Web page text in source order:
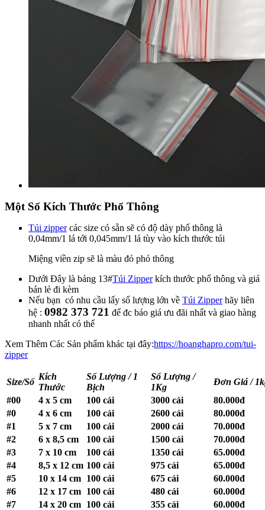
Một Số Kích Thước Phổ Thông
Túi zippercác size có sẵn sẽ có độ dày phổ thông là
0,04mm/1 lá tới 0,045mm/1 lá tùy vào kích thước túi
Miệng viền zip sẽ là màu đỏ phỏ thông
Dưới Đây là bảng 13#Túi Zipperkích thước phổ thông và giá
bán lẻ đi kèm
Nếu bạn có nhu cầu lấy số lượng lớn về Túi Zipperhãy liên
hệ : 0982 373 721 để đc báo giá ưu đãi nhất và giao hàng
nhanh nhất có thể
Xem Thêm Các Sản phẩm khác tại đây:https://hoanghapro.com/tui-
zipper
Size/Số
Kích
Thước
Số Lượng / 1
Bịch
Số Lượng /
1Kg
Đơn Giá /
#00
4 x 5 cm 100 cái 3000 cái
80.000đ
#0
4 x 6 cm 100 cái 2600 cái
80.000đ
#1
5 x 7 cm 100 cái 2000 cái
70.000đ
#2
6 x 8,5 cm 100 cái 1500 cái
70.000đ
#3
7 x 10 cm 100 cái 1350 cái
65.000đ
#4
8,5 x 12 cm 100 cái 975 cái
65.000đ
#5
10 x 14 cm 100 cái 675 cái
60.000đ
#6
12 x 17 cm 100 cái 480 cái
60.000đ
#7
14 x 20 cm 100 cái 355 cái
60.000đ